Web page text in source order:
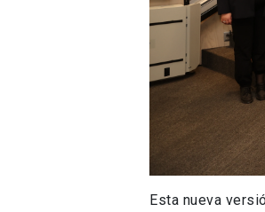
Esta nueva